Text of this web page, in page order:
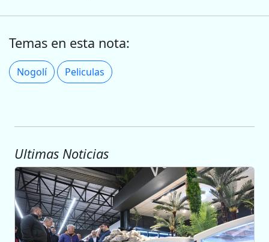
Temas en esta nota:
Nogolí Peliculas
Ultimas Noticias